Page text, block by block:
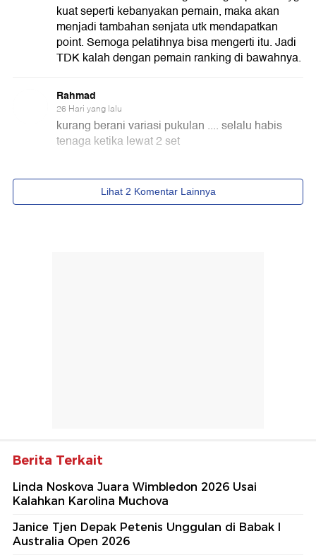
Berita Terkait
Linda Noskova Juara Wimbledon 2026 Usai
Kalahkan Karolina Muchova
Janice Tjen Depak Petenis Unggulan di Babak I
Australia Open 2026